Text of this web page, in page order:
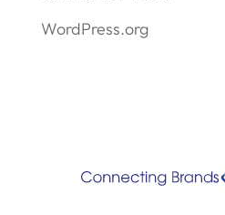
WordPress.org